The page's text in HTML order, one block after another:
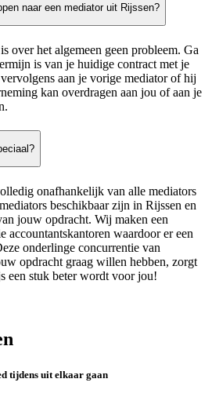
naar een mediator uit Rijssen?
over het algemeen geen probleem. Ga
is van je huidige contract met je
aan je vorige mediator of hij
kan overdragen aan jou of aan je
onafhankelijk van alle mediators
beschikbaar zijn in Rijssen en
jouw opdracht. Wij maken een
accountantskantoren waardoor er een
onderlinge concurrentie van
opdracht graag willen hebben, zorgt
een stuk beter wordt voor jou!
tijdens uit elkaar gaan